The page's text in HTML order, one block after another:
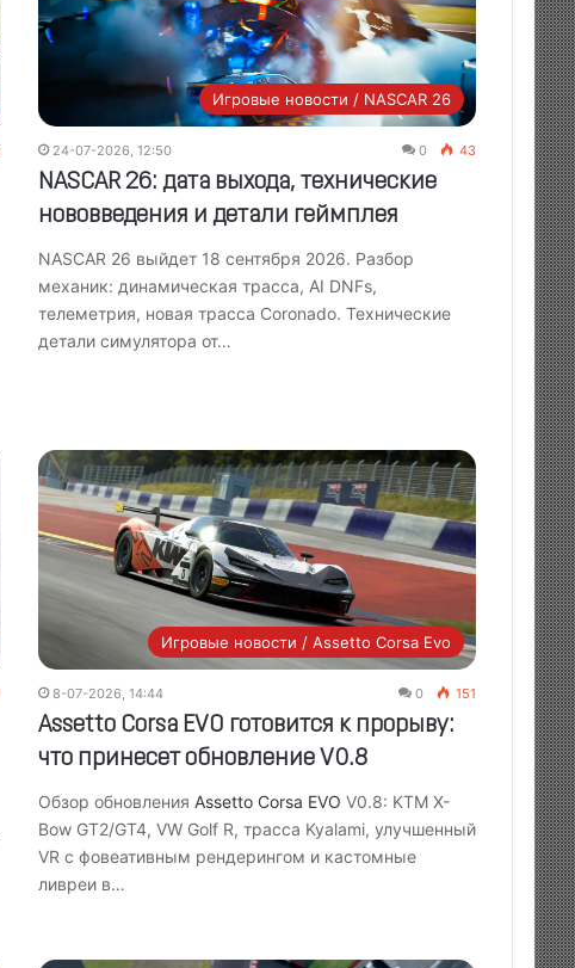
Игровые новости / NASCAR 26
24-07-2026, 12:50 0 43
NASCAR 26: дата выхода, технические
нововведения и детали геймплея
NASCAR 26 выйдет 18 сентября 2026. Разбор
механик: динамическая трасса, AI DNFs,
телеметрия, новая трасса Coronado. Технические
детали симулятора от…
Игровые новости / Assetto Corsa Evo
8-07-2026, 14:44 0 151
Assetto Corsa EVO готовится к прорыву:
что принесет обновление V0.8
Обзор обновления Assetto Corsa EVO V0.8: KTM X-
Bow GT2/GT4, VW Golf R, трасса Kyalami, улучшенный
VR с фовеативным рендерингом и кастомные
ливреи в…